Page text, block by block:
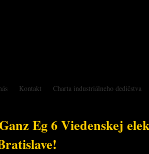
Kontakt Charta industriálneho dedičstva
Eg 6 Viedenskej